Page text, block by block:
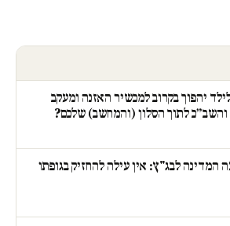
יהפוך בקרוב למכשיר האזנה ומעקב
לתוך הסלון (והמחשב) שלכם?
הודיעה המדינה לבג"ץ: אין עילה להחזיק בגופתו